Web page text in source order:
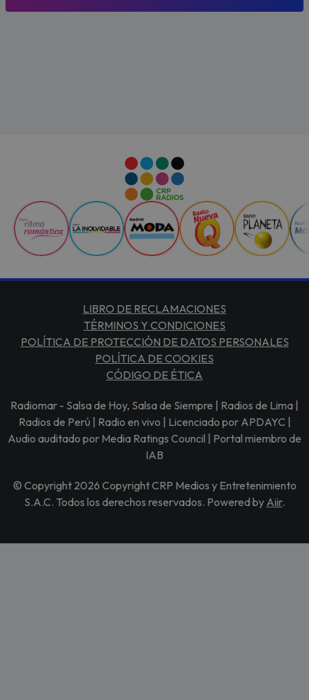
LIBRO DE RECLAMACIONES
TÉRMINOS Y CONDICIONES
POLÍTICA DE PROTECCIÓN DE DATOS PERSONALES
POLÍTICA DE COOKIES
CÓDIGO DE ÉTICA
Radiomar - Salsa de Hoy, Salsa de Siempre | Radios de Lima |
Radios de Perú | Radio en vivo | Licenciado por APDAYC |
Audio auditado por Media Ratings Council | Portal miembro de
IAB
© Copyright 2026 Copyright CRP Medios y Entretenimiento
S.A.C. Todos los derechos reservados. Powered by Aiir.